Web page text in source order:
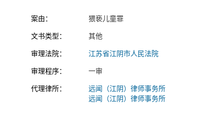
案由： 猥亵儿童罪
文书类型： 其他
审理法院： 江苏省江阴市人民法院
审理程序： 一审
代理律所：
远闻（江阴）律师事务所
远闻（江阴）律师事务所